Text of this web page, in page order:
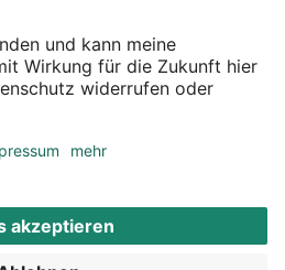
Aktionsbedingungen